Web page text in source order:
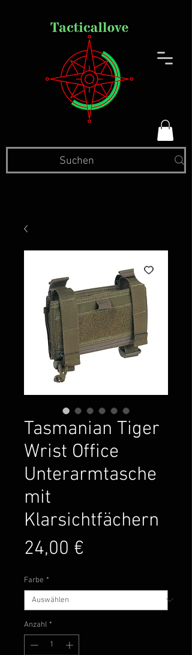
Tasmanian Tiger
Wrist Office
Unterarmtasche
mit
Klarsichtfächern
24,00 €
Farbe *
Anzahl *